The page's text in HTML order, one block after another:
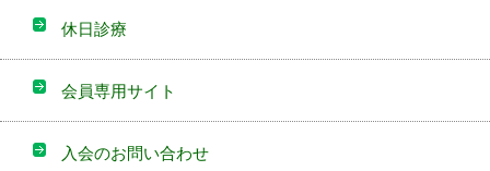
休日診療
会員専用サイト
入会のお問い合わせ